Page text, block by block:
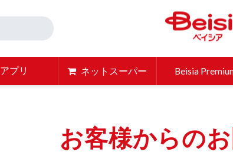
アプリ ネットスーパー Beisia
お客様からの